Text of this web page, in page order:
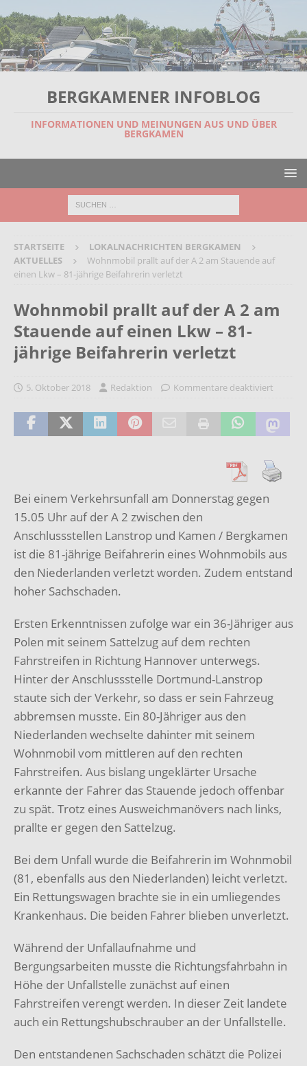
BERGKAMENER INFOBLOG
INFORMATIONEN UND MEINUNGEN AUS UND ÜBER
BERGKAMEN
STARTSEITE
LOKALNACHRICHTEN BERGKAMEN
AKTUELLES
Wohnmobil prallt auf der A 2 am Stauende auf
einen Lkw – 81-jährige Beifahrerin verletzt
Wohnmobil prallt auf der A 2 am
Stauende auf einen Lkw – 81-
jährige Beifahrerin verletzt
5. Oktober 2018 Redaktion Kommentare deaktiviert
Bei einem Verkehrsunfall am Donnerstag gegen
15.05 Uhr auf der A 2 zwischen den
Anschlussstellen Lanstrop und Kamen / Bergkamen
ist die 81-jährige Beifahrerin eines Wohnmobils aus
den Niederlanden verletzt worden. Zudem entstand
hoher Sachschaden.
Ersten Erkenntnissen zufolge war ein 36-Jähriger aus
Polen mit seinem Sattelzug auf dem rechten
Fahrstreifen in Richtung Hannover unterwegs.
Hinter der Anschlussstelle Dortmund-Lanstrop
staute sich der Verkehr, so dass er sein Fahrzeug
abbremsen musste. Ein 80-Jähriger aus den
Niederlanden wechselte dahinter mit seinem
Wohnmobil vom mittleren auf den rechten
Fahrstreifen. Aus bislang ungeklärter Ursache
erkannte der Fahrer das Stauende jedoch offenbar
zu spät. Trotz eines Ausweichmanövers nach links,
prallte er gegen den Sattelzug.
Bei dem Unfall wurde die Beifahrerin im Wohnmobil
(81, ebenfalls aus den Niederlanden) leicht verletzt.
Ein Rettungswagen brachte sie in ein umliegendes
Krankenhaus. Die beiden Fahrer blieben unverletzt.
Während der Unfallaufnahme und
Bergungsarbeiten musste die Richtungsfahrbahn in
Höhe der Unfallstelle zunächst auf einen
Fahrstreifen verengt werden. In dieser Zeit landete
auch ein Rettungshubschrauber an der Unfallstelle.
Den entstandenen Sachschaden schätzt die Polizei